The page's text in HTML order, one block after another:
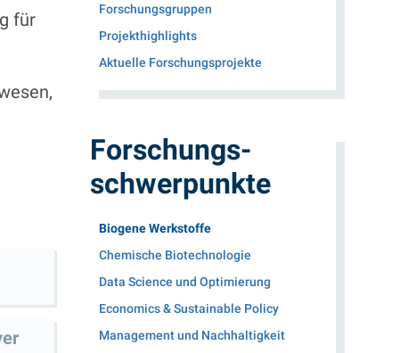
für
Forschungsgruppen
Projekthighlights
Aktuelle Forschungsprojekte
Forschungs­
schwerpunkte
Biogene Werkstoffe(Aktueller Menüpunkt)
Chemische Biotechnologie
Data Science und Optimierung
Economics & Sustainable Policy
Management und Nachhaltigkeit